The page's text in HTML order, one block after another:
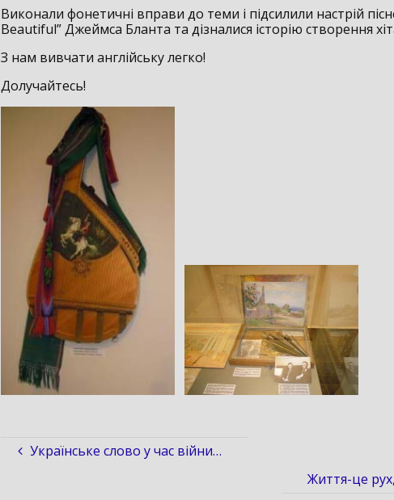
Виконали фонетичні вправи до теми і підсилили настрій
Beautiful” Джеймса Бланта та дізналися історію створення
З нам вивчати англійську легко!
Долучайтесь!
Українське слово у час війни…
Життя-це